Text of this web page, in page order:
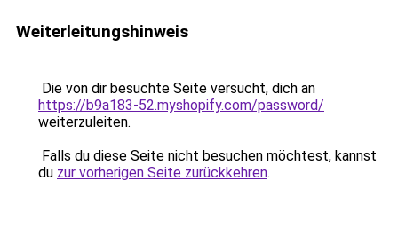
Weiterleitungshinweis
Die von dir besuchte Seite versucht, dich an
https://b9a183-52.myshopify.com/password/
weiterzuleiten.
Falls du diese Seite nicht besuchen möchtest, kannst
du zur vorherigen Seite zurückkehren.